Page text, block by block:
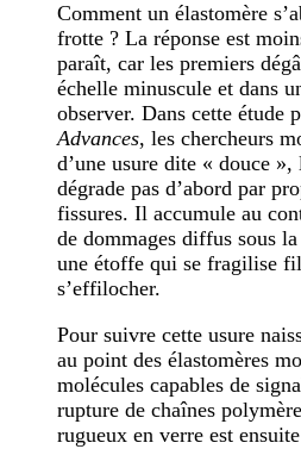
Comment un élastomère
frotte ? La réponse est
paraît, car les premiers
échelle minuscule et dans
observer. Dans cette étude
Advances, les chercheurs
d’une usure dite « douce »,
dégrade pas d’abord par
fissures. Il accumule au
de dommages diffus sous
une étoffe qui se fragilise
s’effilocher.
Pour suivre cette usure
au point des élastomères
molécules capables de
rupture de chaînes
rugueux en verre est